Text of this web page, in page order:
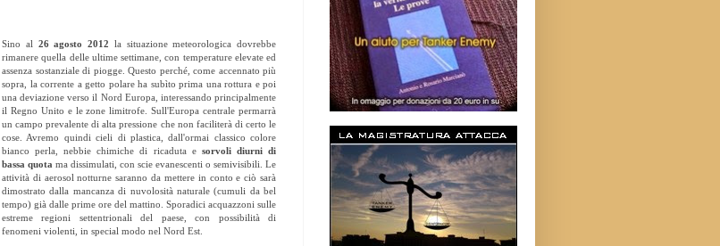
Sino al 26 agosto 2012 la situazione meteorologica dovrebbe
rimanere quella delle ultime settimane, con temperature elevate ed
assenza sostanziale di piogge. Questo perché, come accennato più
sopra, la corrente a getto polare ha subìto prima una rottura e poi
una deviazione verso il Nord Europa, interessando principalmente
il Regno Unito e le zone limitrofe. Sull'Europa centrale permarrà
un campo prevalente di alta pressione che non faciliterà di certo le
cose. Avremo quindi cieli di plastica, dall'ormai classico colore
bianco perla, nebbie chimiche di ricaduta e sorvoli diurni di
bassa quota ma dissimulati, con scie evanescenti o semivisibili. Le
attività di aerosol notturne saranno da mettere in conto e ciò sarà
dimostrato dalla mancanza di nuvolosità naturale (cumuli da bel
tempo) già dalle prime ore del mattino. Sporadici acquazzoni sulle
estreme regioni settentrionali del paese, con possibilità di
fenomeni violenti, in special modo nel Nord Est.